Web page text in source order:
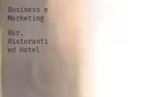
Business e
Marketing
Bar,
Ristoranti
ed Hotel